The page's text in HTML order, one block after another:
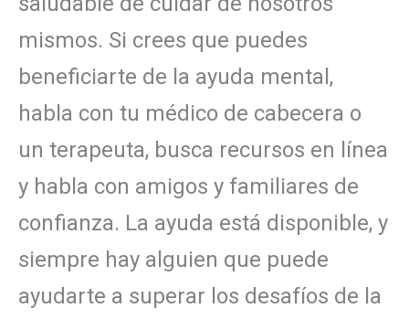
mismos. Si crees que puedes
beneficiarte de la ayuda mental,
habla con tu médico de cabecera o
un terapeuta, busca recursos en línea
y habla con amigos y familiares de
confianza. La ayuda está disponible, y
siempre hay alguien que puede
ayudarte a superar los desafíos de la